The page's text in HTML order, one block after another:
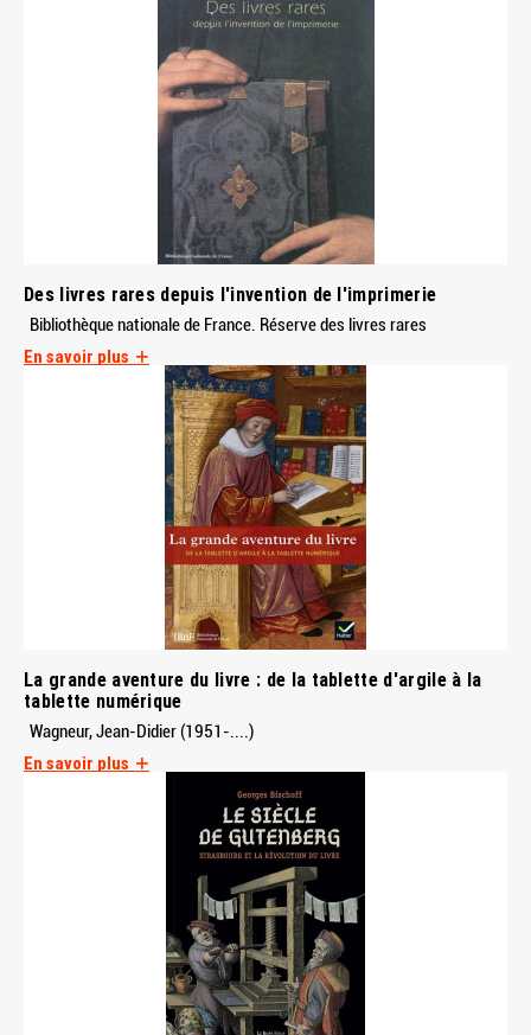
Des livres rares depuis l'invention de l'imprimerie
Bibliothèque nationale de France. Réserve des livres rares
En savoir plus
La grande aventure du livre : de la tablette d'argile à la
tablette numérique
Wagneur, Jean-Didier (1951-....)
En savoir plus